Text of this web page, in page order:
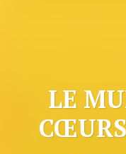
LE